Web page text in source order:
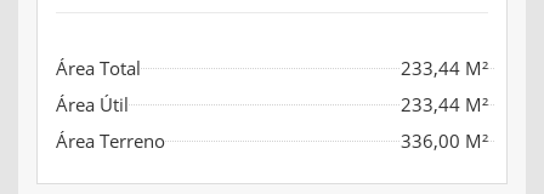
Área Total
233,44 M²
Área Útil
233,44 M²
Área Terreno
336,00 M²